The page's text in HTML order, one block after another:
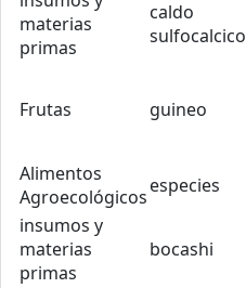
materias
primas
caldo
sulfocalcico
Frutas guineo
Alimentos
Agroecológicosespecies
insumos y
materias
primas
bocashi